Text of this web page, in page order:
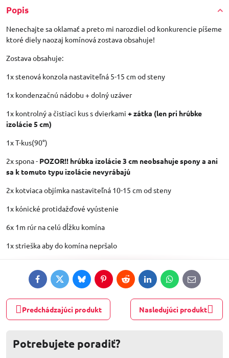
Popis
Nenechajte sa oklamať a preto mi narozdiel od konkurencie píšeme
ktoré diely naozaj komínová zostava obsahuje!
Zostava obsahuje:
1x stenová konzola nastaviteľná 5-15 cm od steny
1x kondenzačnú nádobu + dolný uzáver
1x kontrolný a čistiaci kus s dvierkami + zátka (len pri hrúbke
izolácie 5 cm)
1x T-kus(90°)
2x spona - POZOR!! hrúbka izolácie 3 cm neobsahuje spony a ani
sa k tomuto typu izolácie nevyrábajú
2x kotviaca objímka nastaviteľná 10-15 cm od steny
1x kónické protidažďové vyústenie
6x 1m rúr na celú dĺžku komína
1x strieška aby do komína nepršalo
FacebookTwitterBlueskyPinterestRedditLinkedInWhatsApp
E-
mail
Predchádzajúci produkt Nasledujúci produkt
Potrebujete poradiť?